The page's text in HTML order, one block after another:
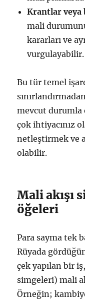
Krantlar veya
mali
kararları ve
vurgulayabilir.
Bu tür temel
mevcut durumla
çok ihtiyacınız
netleştirmek ve
olabilir.
Mali akışı
öğeleri
Para sayma tek
Rüyada
çek yapılan bir
simgeleri) mali
Örneğin;